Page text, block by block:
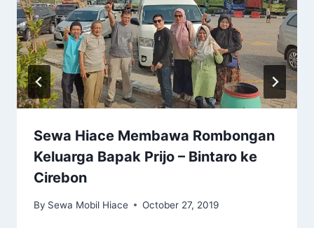
Sewa Hiace Membawa Rombongan
Keluarga Bapak Prijo – Bintaro ke
Cirebon
By Sewa Mobil Hiace October 27, 2019